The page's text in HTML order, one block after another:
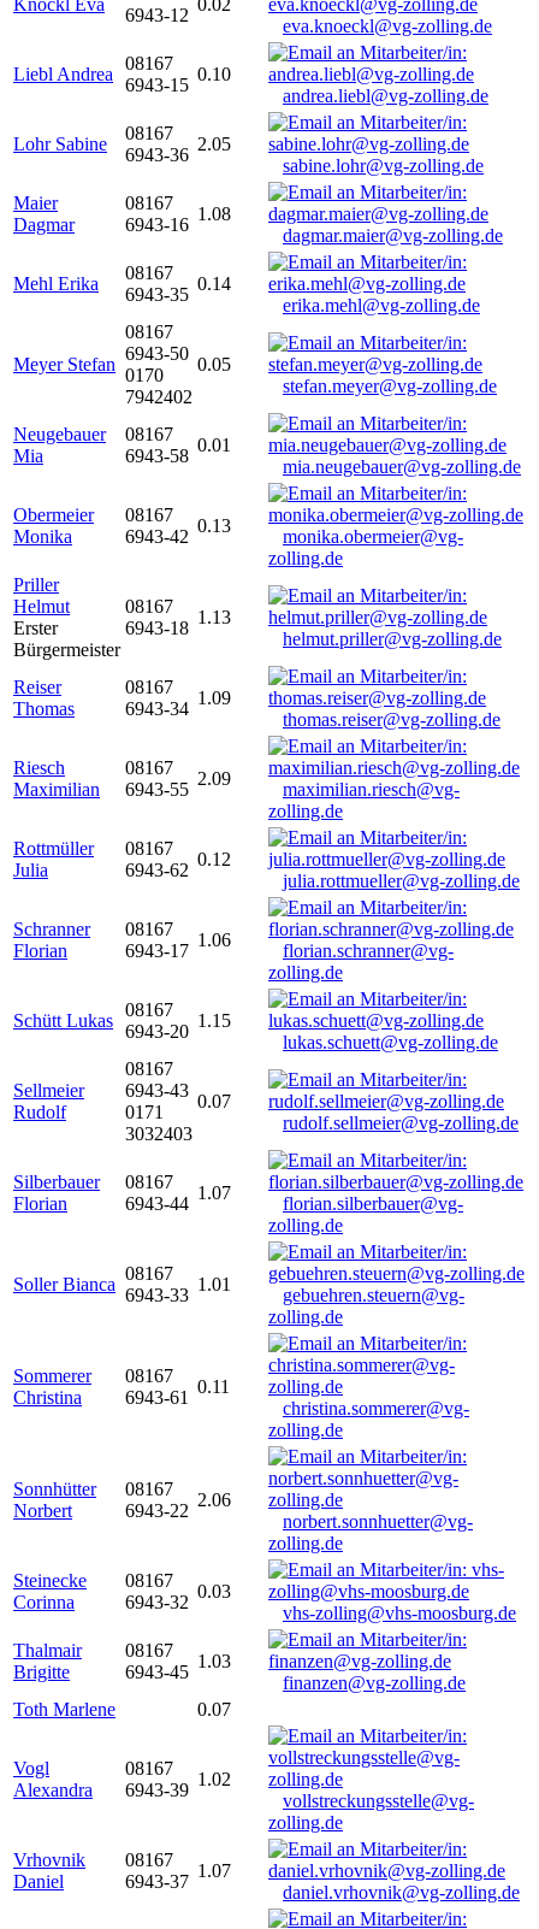
Knöckl Eva
6943-12
0.02
eva.knoeckl@vg-zolling.de
Liebl Andrea
08167
6943-15
0.10
andrea.liebl@vg-zolling.de
Lohr Sabine
08167
6943-36
2.05
sabine.lohr@vg-zolling.de
Maier
Dagmar
08167
6943-16
1.08
dagmar.maier@vg-zolling.de
Mehl Erika
08167
6943-35
0.14
erika.mehl@vg-zolling.de
Meyer Stefan
08167
6943-50
0170
7942402
0.05
stefan.meyer@vg-zolling.de
Neugebauer
Mia
08167
6943-58
0.01
mia.neugebauer@vg-zolling.de
Obermeier
Monika
08167
6943-42
0.13
monika.obermeier@vg-
zolling.de
Priller
Helmut
Erster
Bürgermeister
08167
6943-18
1.13
helmut.priller@vg-zolling.de
Reiser
Thomas
08167
6943-34
1.09
thomas.reiser@vg-zolling.de
Riesch
Maximilian
08167
6943-55
2.09
maximilian.riesch@vg-
zolling.de
Rottmüller
Julia
08167
6943-62
0.12
julia.rottmueller@vg-zolling.de
Schranner
Florian
08167
6943-17
1.06
florian.schranner@vg-
zolling.de
Schütt Lukas
08167
6943-20
1.15
lukas.schuett@vg-zolling.de
Sellmeier
Rudolf
08167
6943-43
0171
3032403
0.07
rudolf.sellmeier@vg-zolling.de
Silberbauer
Florian
08167
6943-44
1.07
florian.silberbauer@vg-
zolling.de
Soller Bianca
08167
6943-33
1.01
gebuehren.steuern@vg-
zolling.de
Sommerer
Christina
08167
6943-61
0.11
christina.sommerer@vg-
zolling.de
Sonnhütter
Norbert
08167
6943-22
2.06
norbert.sonnhuetter@vg-
zolling.de
Steinecke
Corinna
08167
6943-32
0.03
vhs-zolling@vhs-moosburg.de
Thalmair
Brigitte
08167
6943-45
1.03
finanzen@vg-zolling.de
Toth Marlene
0.07
Vogl
Alexandra
08167
6943-39
1.02
vollstreckungsstelle@vg-
zolling.de
Vrhovnik
Daniel
08167
6943-37
1.07
daniel.vrhovnik@vg-zolling.de